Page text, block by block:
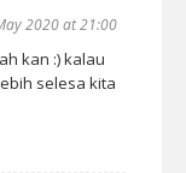
2020 at 21:00
kan :) kalau
selesa kita